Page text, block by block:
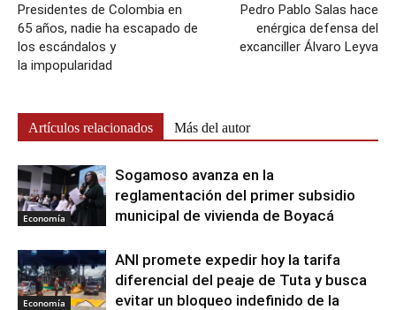
Presidentes de Colombia en
65 años, nadie ha escapado de
los escándalos y
la impopularidad
Pedro Pablo Salas hace
enérgica defensa del
excanciller Álvaro Leyva
Artículos relacionados Más del autor
Economía
Sogamoso avanza en la
reglamentación del primer subsidio
municipal de vivienda de Boyacá
Economía
ANI promete expedir hoy la tarifa
diferencial del peaje de Tuta y busca
evitar un bloqueo indefinido de la